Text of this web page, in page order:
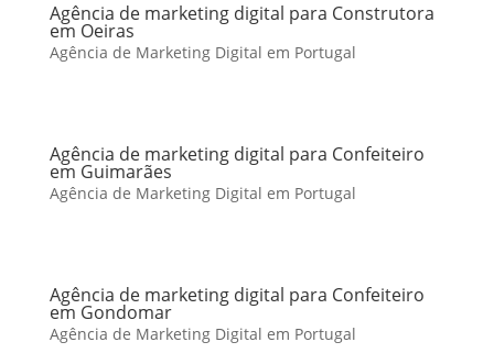
Agência de marketing digital para Construtora
em Oeiras
Agência de Marketing Digital em Portugal
Agência de marketing digital para Confeiteiro
em Guimarães
Agência de Marketing Digital em Portugal
Agência de marketing digital para Confeiteiro
em Gondomar
Agência de Marketing Digital em Portugal